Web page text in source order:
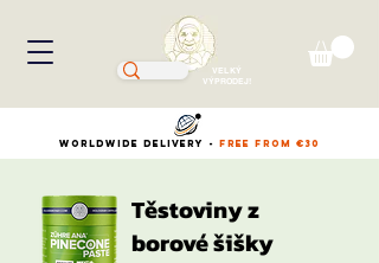
VELKÝ
VÝPRODEJ!
WORLDWIDE DELIVERY - FREE FROM €30
Těstoviny z
borové šišky